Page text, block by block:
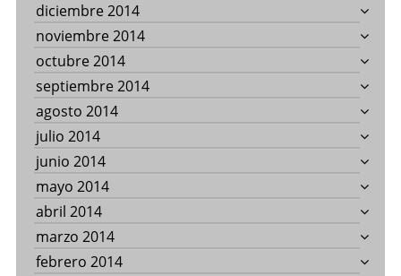
diciembre 2014
noviembre 2014
octubre 2014
septiembre 2014
agosto 2014
julio 2014
junio 2014
mayo 2014
abril 2014
marzo 2014
febrero 2014